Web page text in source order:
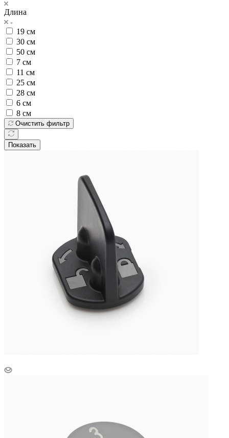
Длина
19 см
30 см
50 см
7 см
11 см
25 см
28 см
6 см
8 см
Очистить фильтр
Показать